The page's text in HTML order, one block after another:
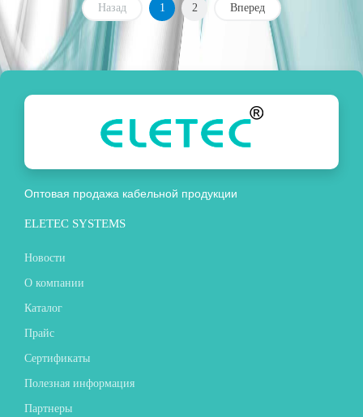
Назад 1 2 Вперед
Оптовая продажа кабельной продукции
ELETEC SYSTEMS
Новости
О компании
Каталог
Прайс
Сертификаты
Полезная информация
Партнеры